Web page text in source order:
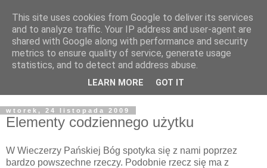
Żyjąc wiarą w REALNYM
świecie
Blog pastora Pawła Bartosika
wtorek, 24 listopada 2009
Elementy codziennego użytku
W Wieczerzy Pańskiej Bóg spotyka się z nami poprzez
bardzo powszechne rzeczy. Podobnie rzecz się ma z
This site uses cookies from Google to deliver its services
and to analyze traffic. Your IP address and user-agent are
shared with Google along with performance and security
metrics to ensure quality of service, generate usage
statistics, and to detect and address abuse.
LEARN MORE GOT IT